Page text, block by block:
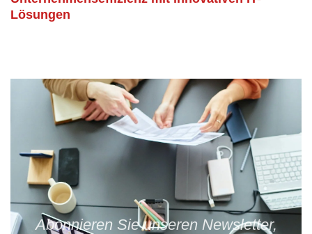
Lösungen
Abonnieren Sie unseren Newsletter,